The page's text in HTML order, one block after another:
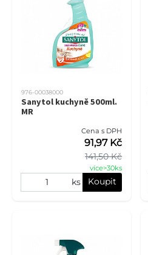
976-00038000
Sanytol kuchyně 500ml.
MR
Cena s DPH
141,50 Kč
91,97 Kč
více>30ks
ks Koupit